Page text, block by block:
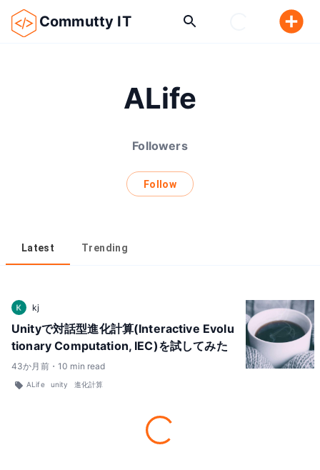
Commutty IT
ALife
Followers
Follow
Latest Trending
kj
Unityで対話型進化計算(Interactive Evolu
tionary Computation, IEC)を試してみた
43か月前・ 10 min read
ALife unity 進化計算